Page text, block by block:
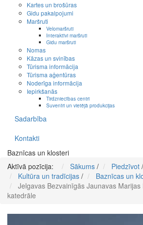
Kartes un brošūras
Gidu pakalpojumi
Maršruti
Velomaršruti
Interaktīvi maršruti
Gidu maršruti
Nomas
Kāzas un svinības
Tūrisma informācija
Tūrisma aģentūras
Noderīga informācija
Iepirkšanās
Tirdzniecības centri
Suvenīri un vietējā produkcijas
Sadarbība
Kontakti
Baznīcas un klosteri
Aktīvā pozīcija:
Sākums / Piedzīvot /
Kultūra un tradīcijas / Baznīcas un
Jelgavas Bezvainīgās Jaunavas Marijas
katedrāle